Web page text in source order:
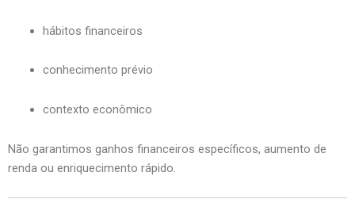
hábitos financeiros
conhecimento prévio
contexto econômico
Não garantimos ganhos financeiros específicos, aumento de
renda ou enriquecimento rápido.